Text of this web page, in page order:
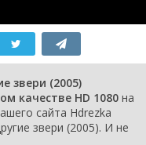
звери (2005)
качестве HD 1080 на
сайта Hdrezka
звери (2005). И не